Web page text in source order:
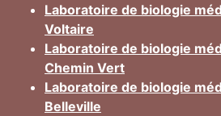
Laboratoire de biologie
Voltaire
Laboratoire de biologie
Chemin Vert
Laboratoire de biologie
Belleville